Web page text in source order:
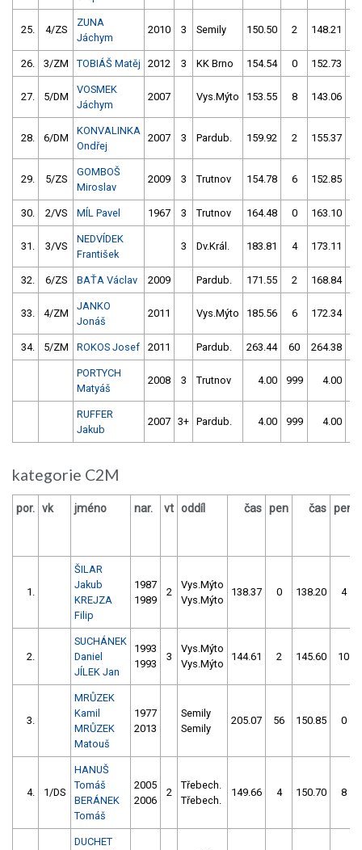
25. 4/ZS
ZUNA
Jáchym
2010 3 Semily 150.50 2 148.21
26. 3/ZM TOBIÁŠ Matěj 2012 3 KK Brno 154.54 0 152.73
27. 5/DM
VOSMEK
Jáchym
2007 Vys.Mýto 153.55 8 143.06
28. 6/DM
KONVALINKA
Ondřej
2007 3 Pardub. 159.92 2 155.37
29. 5/ZS
GOMBOŠ
Miroslav
2009 3 Trutnov 154.78 6 152.85
30. 2/VS MÍL Pavel 1967 3 Trutnov 164.48 0 163.10
31. 3/VS
NEDVÍDEK
František
3 Dv.Král. 183.81 4 173.11
32. 6/ZS BAŤA Václav 2009 Pardub. 171.55 2 168.84
33. 4/ZM
JANKO
Jonáš
2011 Vys.Mýto 185.56 6 172.34
34. 5/ZM ROKOS Josef 2011 Pardub. 263.44 60 264.38
PORTYCH
Matyáš
2008 3 Trutnov 4.00 999 4.00
RUFFER
Jakub
2007 3+ Pardub. 4.00 999 4.00
kategorie C2M
por. vk jméno nar. vt oddíl čas pen čas pen
1.
ŠILAR
Jakub
KREJZA
Filip
1987
1989
2
Vys.Mýto
Vys.Mýto
138.37 0 138.20 4
2.
SUCHÁNEK
Daniel
JÍLEK Jan
1993
1993
3
Vys.Mýto
Vys.Mýto
144.61 2 145.60 10
3.
MRŮZEK
Kamil
MRŮZEK
Matouš
1977
2013
Semily
Semily
205.07 56 150.85 0
4. 1/DS
HANUŠ
Tomáš
BERÁNEK
Tomáš
2005
2006
2
Třebech.
Třebech.
149.66 4 150.70 8
DUCHET